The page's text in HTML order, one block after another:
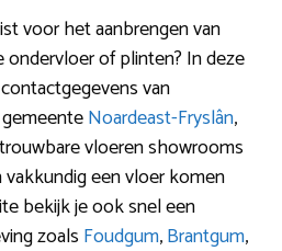
voor het aanbrengen van
of plinten? In deze
van
Noardeast-Fryslân,
vloeren showrooms
een vloer komen
bekijk je ook snel een
zoals Foudgum,Brantgum,